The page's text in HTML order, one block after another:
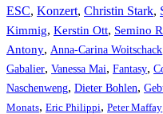
ESC, Konzert, Christin Stark,
Kimmig, Kerstin Ott, Semino
Antony, Anna-Carina Woitschack
Gabalier, Vanessa Mai, Fantasy,
Naschenweng, Dieter Bohlen,
Monats, Eric Philippi, Peter Maffay